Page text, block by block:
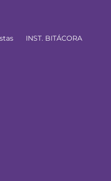
INST. BITÁCORA